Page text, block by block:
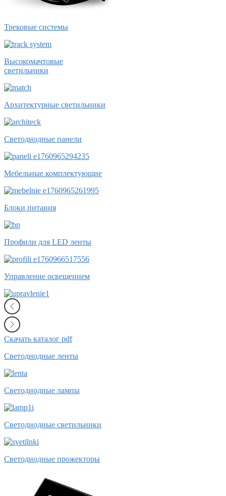
Трековые системы
Высокомачтовые
светильники
Архитектурные светильники
Светодиодные панели
Мебельные комплектующие
Блоки питания
Профили для LED ленты
Управление освещением
Скачать каталог pdf
Светодиодные ленты
Светодиодные лампы
Светодиодные светильники
Светодиодные прожекторы